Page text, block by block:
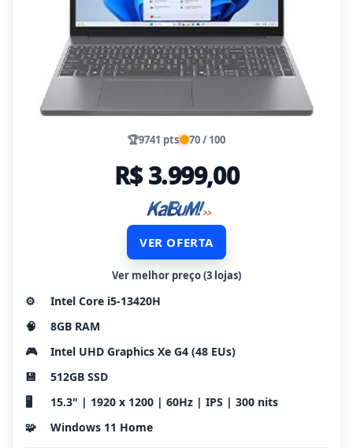
🏆9741 pts 70 / 100
R$ 3.999,00
VER OFERTA
Ver melhor preço (3 lojas)
⚙️
Intel Core i5-13420H
🧠
8GB RAM
🎮
Intel UHD Graphics Xe G4 (48 EUs)
💾
512GB SSD
🖥️
15.3" | 1920 x 1200 | 60Hz | IPS | 300 nits
🧩
Windows 11 Home